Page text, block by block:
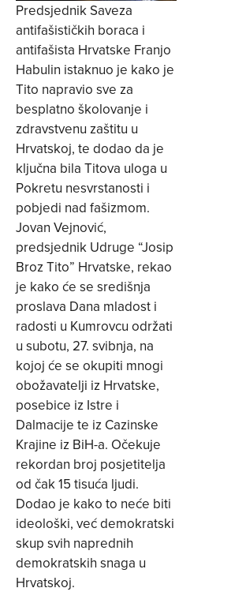
Predsjednik Saveza
antifašističkih boraca i
antifašista Hrvatske Franjo
Habulin istaknuo je kako je
Tito napravio sve za
besplatno školovanje i
zdravstvenu zaštitu u
Hrvatskoj, te dodao da je
ključna bila Titova uloga u
Pokretu nesvrstanosti i
pobjedi nad fašizmom.
Jovan Vejnović,
predsjednik Udruge “Josip
Broz Tito” Hrvatske, rekao
je kako će se središnja
proslava Dana mladost i
radosti u Kumrovcu održati
u subotu, 27. svibnja, na
kojoj će se okupiti mnogi
obožavatelji iz Hrvatske,
posebice iz Istre i
Dalmacije te iz Cazinske
Krajine iz BiH-a. Očekuje
rekordan broj posjetitelja
od čak 15 tisuća ljudi.
Dodao je kako to neće biti
ideološki, već demokratski
skup svih naprednih
demokratskih snaga u
Hrvatskoj.